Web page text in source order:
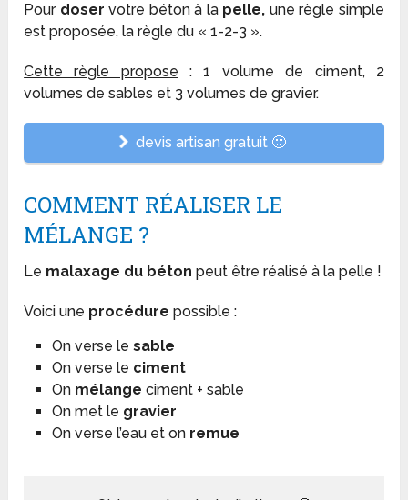
Pour doser votre béton à la pelle, une règle simple
est proposée, la règle du « 1-2-3 ».
Cette règle propose : 1 volume de ciment, 2
volumes de sables et 3 volumes de gravier.
devis artisan gratuit 🙂
COMMENT RÉALISER LE
MÉLANGE ?
Le malaxage du béton peut être réalisé à la pelle !
Voici une procédure possible :
On verse le sable
On verse le ciment
On mélange ciment + sable
On met le gravier
On verse l’eau et on remue